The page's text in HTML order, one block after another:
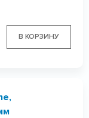
В КОРЗИНУ